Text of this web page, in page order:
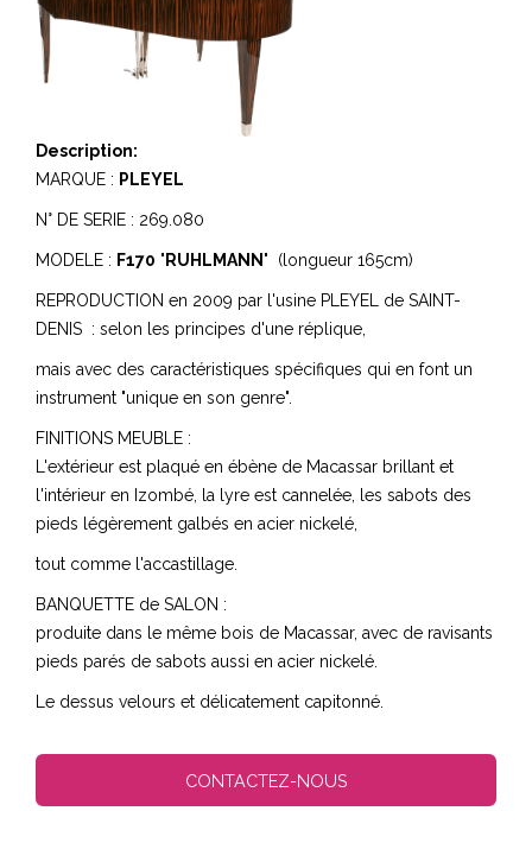
Description:
MARQUE : PLEYEL
N° DE SERIE : 269.080
MODELE : F170 " RUHLMANN " (longueur 165cm)
REPRODUCTION en 2009 par l'usine PLEYEL de SAINT-
DENIS : selon les principes d'une réplique,
mais avec des caractéristiques spécifiques qui en font un
instrument "unique en son genre".
FINITIONS MEUBLE :
L'extérieur est plaqué en ébène de Macassar brillant et
l'intérieur en Izombé, la lyre est cannelée, les sabots des
pieds légèrement galbés en acier nickelé,
tout comme l'accastillage.
BANQUETTE de SALON :
produite dans le même bois de Macassar, avec de ravisants
pieds parés de sabots aussi en acier nickelé.
Le dessus velours et délicatement capitonné.
CONTACTEZ-NOUS